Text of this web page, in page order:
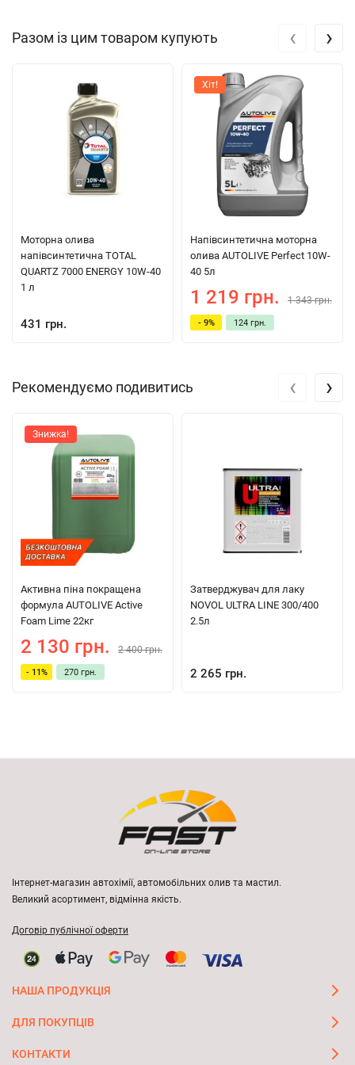
Разом із цим товаром купують
Моторна олива
напівсинтетична TOTAL
QUARTZ 7000 ENERGY 10W-40
1 л
431 грн.
Хіт!
Напівсинтетична моторна
олива AUTOLIVE Perfect 10W-
40 5л
1 219 грн. 1 343 грн.
- 9% 124 грн.
‹ ›
Рекомендуємо подивитись
Знижка!
Активна піна покращена
формула AUTOLIVE Active
Foam Lime 22кг
2 130 грн. 2 400 грн.
- 11% 270 грн.
Затверджувач для лаку
NOVOL ULTRA LINE 300/400
2.5л
2 265 грн.
‹ ›
Інтернет-магазин автохімії, автомобільних олив та мастил.
Великий асортимент, відмінна якість.
Договір публічної оферти
НАША ПРОДУКЦІЯ
ДЛЯ ПОКУПЦІВ
КОНТАКТИ